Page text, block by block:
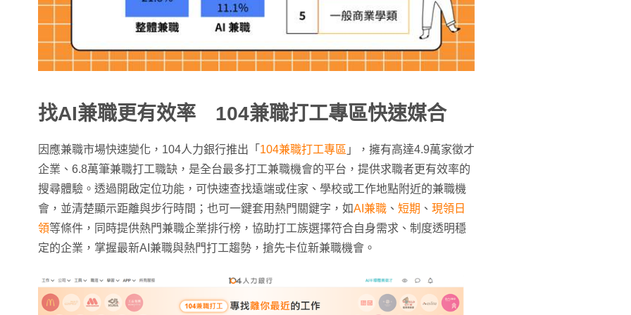
找AI兼職更有效率 104兼職打工專區快速媒合
因應兼職市場快速變化，104人力銀行推出「 104兼職打工專區 」，擁有高達4.9萬家徵才
企業、6.8萬筆兼職打工職缺，是全台最多打工兼職機會的平台，提供求職者更有效率的
搜尋體驗。透過開啟定位功能，可快速查找遠端或住家、學校或工作地點附近的兼職機
會，並清楚顯示距離與步行時間；也可一鍵套用熱門關鍵字，如AI兼職 、 短期 、 現領日
領等條件，同時提供熱門兼職企業排行榜，協助打工族選擇符合自身需求、制度透明穩
定的企業，掌握最新AI兼職與熱門打工趨勢，搶先卡位新兼職機會。